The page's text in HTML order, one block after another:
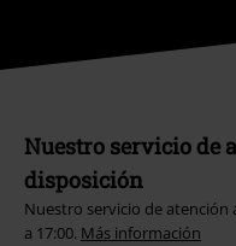
Nuestro servicio de
disposición
Nuestro servicio de atención
a 17:00. Más información